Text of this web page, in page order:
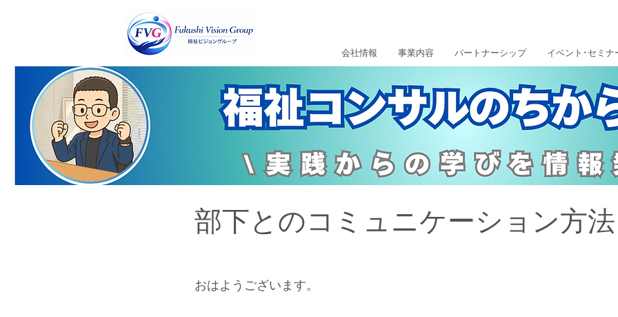
会社情報 事業内容 パートナーシップ イベント･セミナ
部下とのコミュニケーション方法
おはようございます。